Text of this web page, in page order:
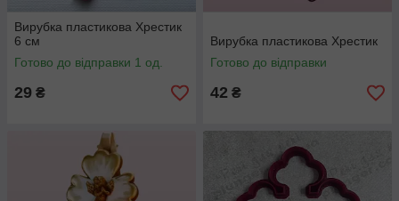
Вирубка пластикова Хрестик
6 см
Готово до відправки 1 од.
29 ₴
Вирубка пластикова Хрестик
Готово до відправки
42 ₴